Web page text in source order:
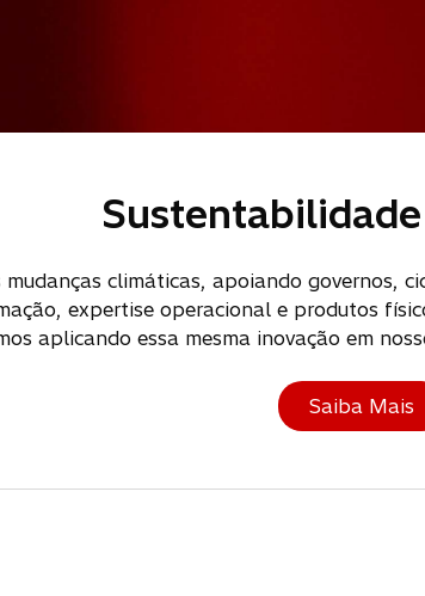
climáticas, apoiando governos,
expertise operacional e produtos
aplicando essa mesma inovação em
Saiba Mais